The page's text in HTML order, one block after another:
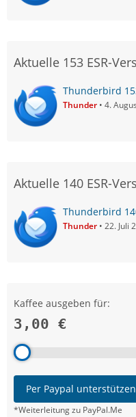
Aktuelle 153 ESR-
Thunderbird
Thunder 4.
Aktuelle 140 ESR-
Thunderbird
Thunder 22. Juli
Kaffee ausgeben für:
3,00 €
Per Paypal
*Weiterleitung zu PayPal.Me